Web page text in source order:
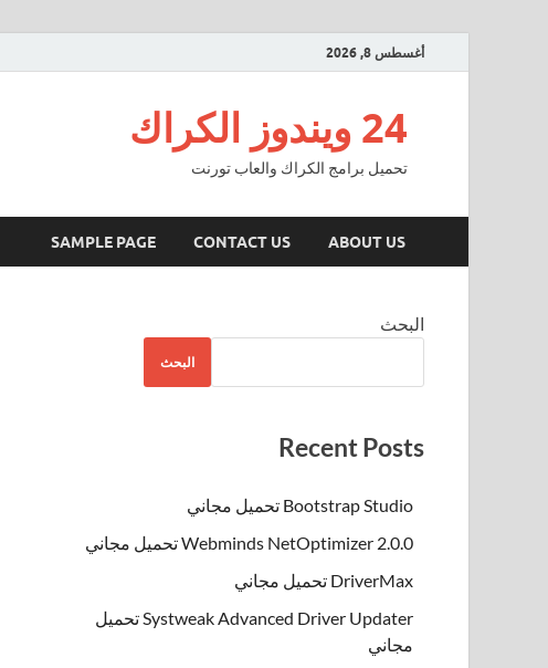
أغسطس 8, 2026
24 ويندوز الكراك
تحميل برامج الكراك والعاب تورنت
ABOUT US
CONTACT US
SAMPLE PAGE
البحث
البحث
Recent Posts
Bootstrap Studio تحميل مجاني
Webminds NetOptimizer 2.0.0 تحميل مجاني
DriverMax تحميل مجاني
Systweak Advanced Driver Updater تحميل
مجاني